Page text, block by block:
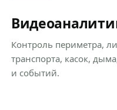
Контроль периметра,
транспорта, касок,
и событий.